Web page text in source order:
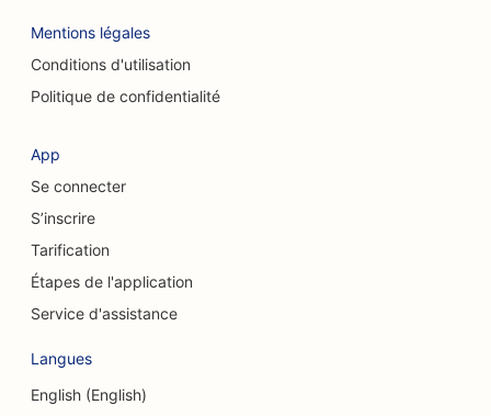
SEO pour les cafés à chats
Référencement pour les services de peeling
chimique
SEO pour les chirurgiens craniofaciaux
SEO pour les chirurgiens esthétiques
SEO pour les caisses d'épargne et de crédit
SEO pour les cabinets de conseil
Mentions légales
Conditions d'utilisation
Politique de confidentialité
App
Se connecter
S’inscrire
Tarification
Étapes de l'application
Service d'assistance
Langues
English (English)